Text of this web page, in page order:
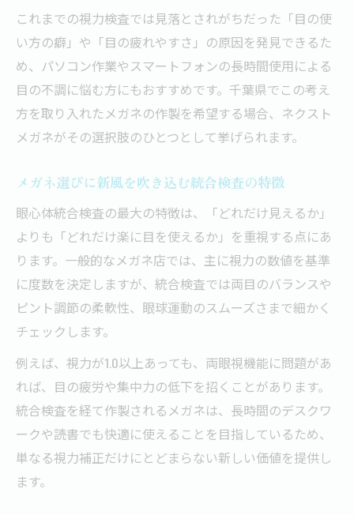
ト
両眼視機能から考える疲れに強い見え方
両眼視機能を活かした快適なメガネの提案
目の疲れ軽減に役立つメガネの選び方
両眼のバランスが良いメガネで疲労対策
メガネで実現する疲れに強い視界づくり
両眼視機能検査で分かるメガネの重要性
理由
仕事の集中力維持に最適なメガネ検査とは
メガネと眼心体統合検査で集中力を高める
仕事効率改善に役立つメガネ検査の活用法
集中力低下の原因をメガネ検査で見極める
メガネ選びが仕事のパフォーマンスを左右
メガネ選びで重視したい快適な使い心地の秘訣
快適なメガネ選びは眼心体統合検査から
使い心地重視のメガネ選びのポイント
メガネのフィット感を左右する検査の大切
これまでの視力検査では見落とされがちだった「目の使
い方の癖」や「目の疲れやすさ」の原因を発見できるた
め、パソコン作業やスマートフォンの長時間使用による
目の不調に悩む方にもおすすめです。千葉県でこの考え
方を取り入れたメガネの作製を希望する場合、ネクスト
メガネがその選択肢のひとつとして挙げられます。
メガネ選びに新風を吹き込む統合検査の特徴
眼心体統合検査の最大の特徴は、「どれだけ見えるか」
よりも「どれだけ楽に目を使えるか」を重視する点にあ
ります。一般的なメガネ店では、主に視力の数値を基準
に度数を決定しますが、統合検査では両目のバランスや
ピント調節の柔軟性、眼球運動のスムーズさまで細かく
チェックします。
例えば、視力が1.0以上あっても、両眼視機能に問題があ
れば、目の疲労や集中力の低下を招くことがあります。
統合検査を経て作製されるメガネは、長時間のデスクワ
ークや読書でも快適に使えることを目指しているため、
単なる視力補正だけにとどまらない新しい価値を提供し
ます。